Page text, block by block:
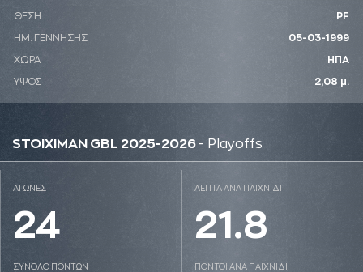
ΘΕΣΗ PF
ΗΜ. ΓΕΝΝΗΣΗΣ 05-03-1999
ΧΩΡΑ ΗΠΑ
ΥΨΟΣ 2,08 μ.
STOIXIMAN GBL 2025-2026 - Playoffs
ΑΓΩΝΕΣ
24
ΛΕΠΤΑ ΑΝΑ ΠΑΙΧΝΙΔΙ
21.8
ΣΥΝΟΛΟ ΠΟΝΤΩΝ ΠΟΝΤΟΙ ΑΝΑ ΠΑΙΧΝΙΔΙ